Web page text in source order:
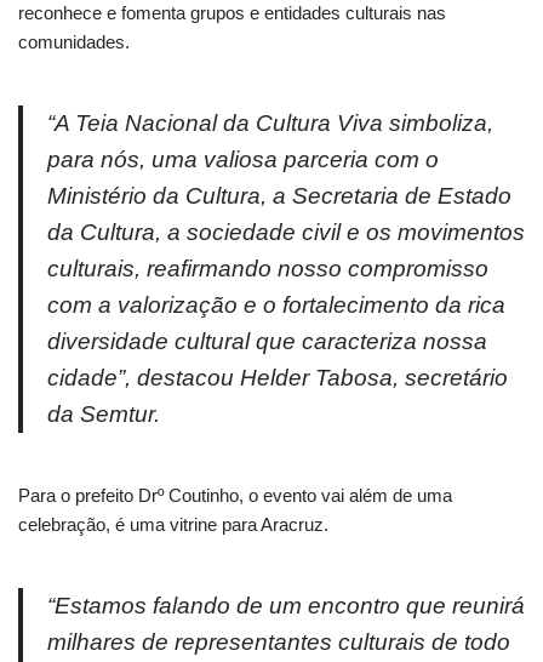
reconhece e fomenta grupos e entidades culturais nas
comunidades.
“A Teia Nacional da Cultura Viva simboliza,
para nós, uma valiosa parceria com o
Ministério da Cultura, a Secretaria de Estado
da Cultura, a sociedade civil e os movimentos
culturais, reafirmando nosso compromisso
com a valorização e o fortalecimento da rica
diversidade cultural que caracteriza nossa
cidade”, destacou Helder Tabosa, secretário
da Semtur.
Para o prefeito Drº Coutinho, o evento vai além de uma
celebração, é uma vitrine para Aracruz.
“Estamos falando de um encontro que reunirá
milhares de representantes culturais de todo